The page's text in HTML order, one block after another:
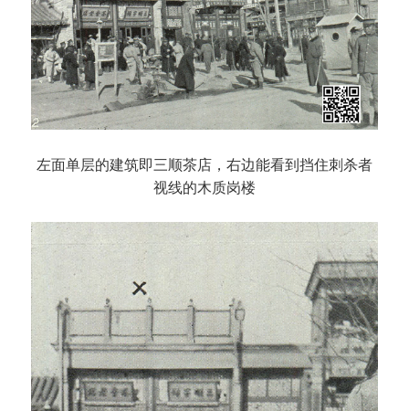
左面单层的建筑即三顺茶店，右边能看到挡住刺杀者
视线的木质岗楼